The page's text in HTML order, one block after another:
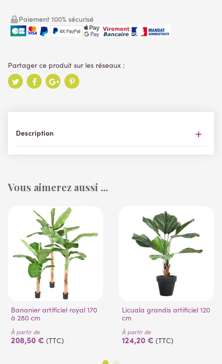
Paiement 100% sécurisé
Description
Vous aimerez aussi ...
Bananier artificiel royal 170
à 280 cm
À partir de
208,50 € (TTC)
Licuala grandis artificiel 120
cm
À partir de
124,20 € (TTC)